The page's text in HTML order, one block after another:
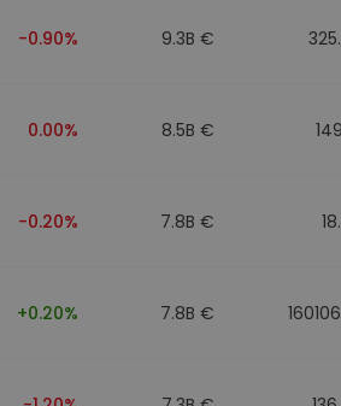
-0.90% 9.3B €
0.00% 8.5B €
-0.20% 7.8B €
+0.20% 7.8B €